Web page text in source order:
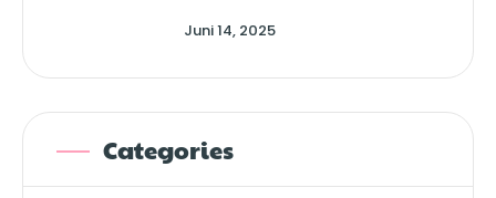
Juni 14, 2025
Categories